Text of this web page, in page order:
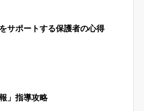
サポートする保護者の心得
」指導攻略
ご利用規約